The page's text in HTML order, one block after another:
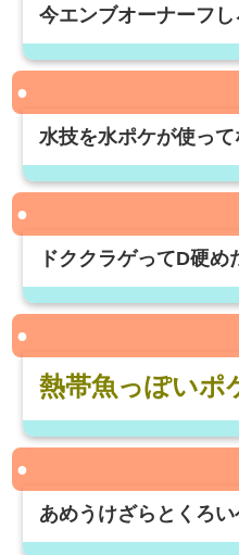
今エンブオーナーフし
水技を水ポケが使って
ドククラゲってD硬
熱帯魚っぽいポ
あめうけざらとくろ